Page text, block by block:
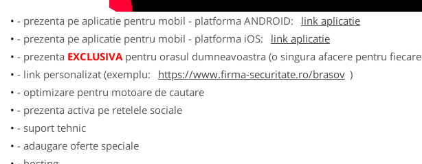
- prezenta pe aplicatie pentru mobil - platforma ANDROID:
link aplicatie
- prezenta pe aplicatie pentru mobil - platforma iOS:
link aplicatie
- prezenta EXCLUSIVApentru orasul dumneavoastra (o singura afacere pentru
- link personalizat (exemplu:
https://www.firma-securitate.ro/brasov )
- optimizare pentru motoare de cautare
- prezenta activa pe retelele sociale
- suport tehnic
- adaugare oferte speciale